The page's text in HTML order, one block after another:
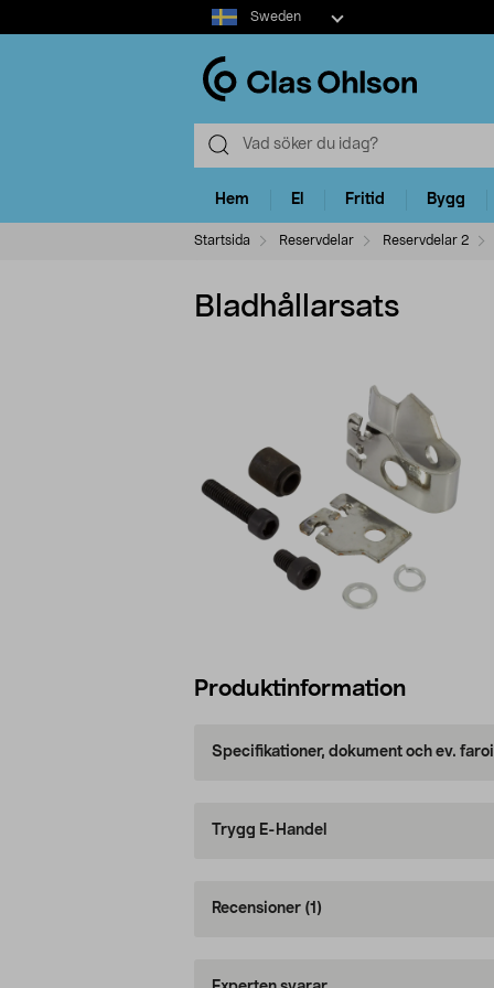
Select
market
Sweden
Hem El Fritid Bygg
Startsida Reservdelar Reservdelar 2
Bladhållarsats
Produktinformation
Specifikationer, dokument och ev.
Trygg E-Handel
Recensioner (1)